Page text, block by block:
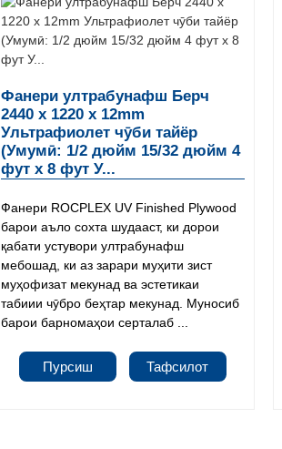
Фанери ултрабунафш Берч
2440 x 1220 x 12mm
Ультрафиолет чӯби тайёр
(Умумӣ: 1/2 дюйм 15/32 дюйм 4
фут x 8 фут У...
Фанери ROCPLEX UV Finished Plywood
барои аъло сохта шудааст, ки дорои
қабати устувори ултрабунафш
мебошад, ки аз зарари муҳити зист
муҳофизат мекунад ва эстетикаи
табиии чӯбро беҳтар мекунад. Муносиб
барои барномаҳои серталаб ...
Пурсиш Тафсилот